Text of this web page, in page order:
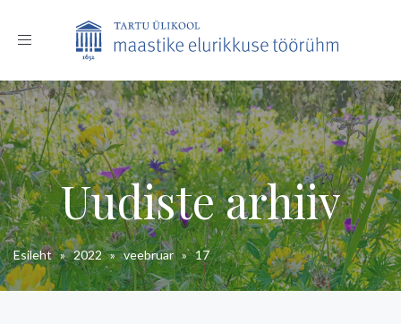
Toggle
Uudiste arhiiv
Esileht»2022»veebruar»17